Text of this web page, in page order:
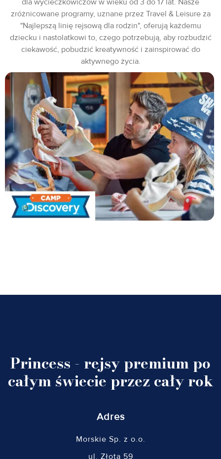
zróżnicowane programy, uznane przez Travel & Leisure za
"Najlepszą linię rejsową dla rodzin", oferują każdemu
dziecku i nastolatkowi to, czego potrzebują, aby rozbudzić
ciekawość, pobudzić kreatywność i zainspirować do
aktywnego życia.
Princess - rejsy premium po
całym świecie przez cały rok
Adres
Morskie Sp. z o.o.
ul. Złota 59